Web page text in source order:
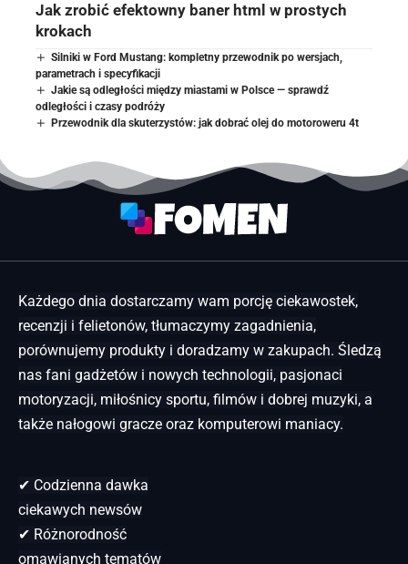
Jak zrobić efektowny baner html w prostych
krokach
Silniki w Ford Mustang: kompletny przewodnik po wersjach,
parametrach i specyfikacji
Jakie są odległości między miastami w Polsce — sprawdź
odległości i czasy podróży
Przewodnik dla skuterzystów: jak dobrać olej do motoroweru 4t
Każdego dnia dostarczamy wam porcję ciekawostek,
recenzji i felietonów, tłumaczymy zagadnienia,
porównujemy produkty i doradzamy w zakupach. Śledzą
nas fani gadżetów i nowych technologii, pasjonaci
motoryzacji, miłośnicy sportu, filmów i dobrej muzyki, a
także nałogowi gracze oraz komputerowi maniacy.
✔ Codzienna dawka
ciekawych newsów
✔ Różnorodność
omawianych tematów